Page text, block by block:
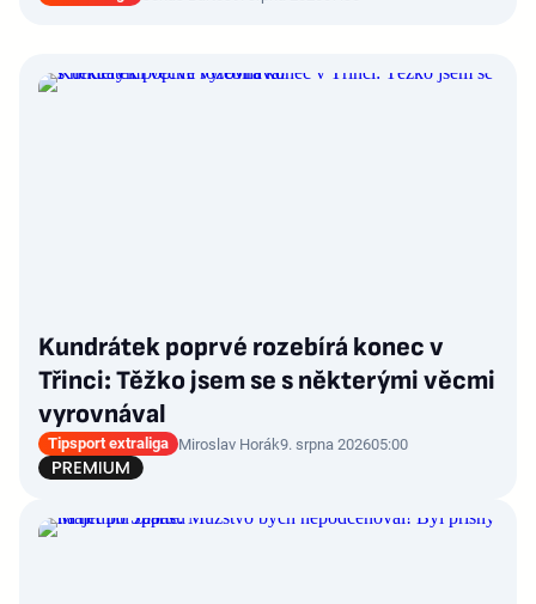
Kundrátek poprvé rozebírá konec v
Třinci: Těžko jsem se s některými věcmi
vyrovnával
Tipsport extraliga Miroslav Horák9. srpna 202605:00